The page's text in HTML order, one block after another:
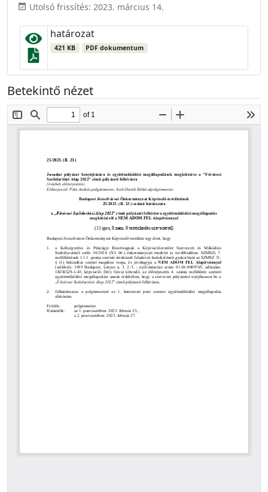
event_available Utolsó frissítés: 2023. március 14.
határozat
421 KB PDF dokumentum
Betekintő nézet